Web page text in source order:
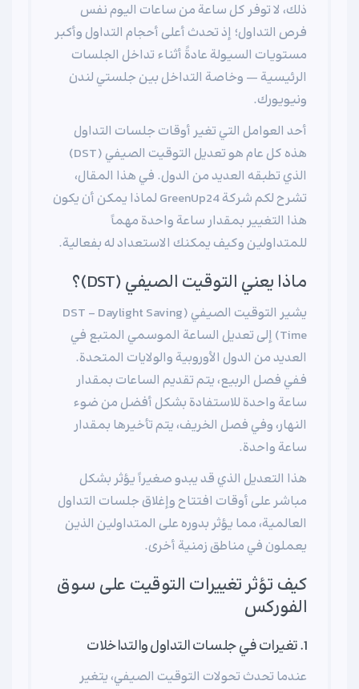
ذلك، لا توفر كل ساعة من ساعات اليوم نفس
فرص التداول؛ إذ تحدث أعلى أحجام التداول وأكبر
مستويات السيولة عادةً أثناء تداخل الجلسات
الرئيسية — وخاصة التداخل بين جلستي لندن
ونيويورك.
أحد العوامل التي تغير أوقات جلسات التداول
هذه كل عام هو تعديل التوقيت الصيفي (DST)
الذي تطبقه العديد من الدول. في هذا المقال،
تشرح لكم شركة GreenUp24 لماذا يمكن أن يكون
هذا التغيير بمقدار ساعة واحدة مهماً
للمتداولين وكيف يمكنك الاستعداد له بفعالية.
ماذا يعني التوقيت الصيفي (DST)؟
يشير التوقيت الصيفي (DST - Daylight Saving
Time) إلى تعديل الساعة الموسمي المتبع في
العديد من الدول الأوروبية والولايات المتحدة.
ففي فصل الربيع، يتم تقديم الساعات بمقدار
ساعة واحدة للاستفادة بشكل أفضل من ضوء
النهار، وفي فصل الخريف، يتم تأخيرها بمقدار
ساعة واحدة.
هذا التعديل الذي قد يبدو صغيراً يؤثر بشكل
مباشر على أوقات افتتاح وإغلاق جلسات التداول
العالمية، مما يؤثر بدوره على المتداولين الذين
يعملون في مناطق زمنية أخرى.
كيف تؤثر تغييرات التوقيت على سوق
الفوركس
1. تغيرات في جلسات التداول والتداخلات
عندما تحدث تحولات التوقيت الصيفي، يتغير